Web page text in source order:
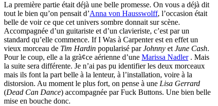
La première partie était déjà une belle promesse. On vous a déjà dit
tout le bien qu’on pensait d’Anna von Hausswolff, l’occasion était
belle de voir ce que cet univers sombre donnait sur scène.
Accompagnée d’un guitariste et d’un clavieriste, c’est par un
standard qu’elle commence. If I Was à Carpenter est en effet un
vieux morceau de Tim Hardin popularisé parJohnny et June Cash.
Pour le coup, elle a la grà¢ce aérienne d’une Marissa Nadler. Mais
la suite sera différente. Je n’ai pas pu identifier les deux morceaux
mais ils font la part belle à la lenteur, à l’installation, voire à la
distorsion. Au moment le plus fort, on pense à une Lisa Gerrard
(Dead Can Dance) accompagnée par Fuck Buttons. Une bien belle
mise en bouche donc.